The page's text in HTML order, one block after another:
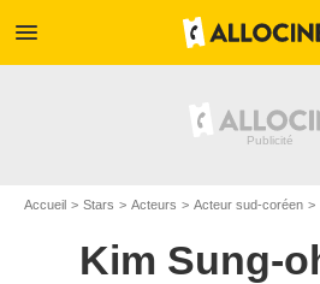
menu
Accueil Stars Acteurs Acteur sud-coréen
Kim Sung-